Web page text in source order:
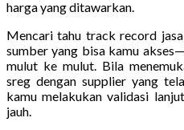
harga yang ditawarkan.
Mencari tahu track record
sumber yang bisa kamu
mulut ke mulut. Bila
sreg dengan supplier yang
kamu melakukan validasi
jauh.